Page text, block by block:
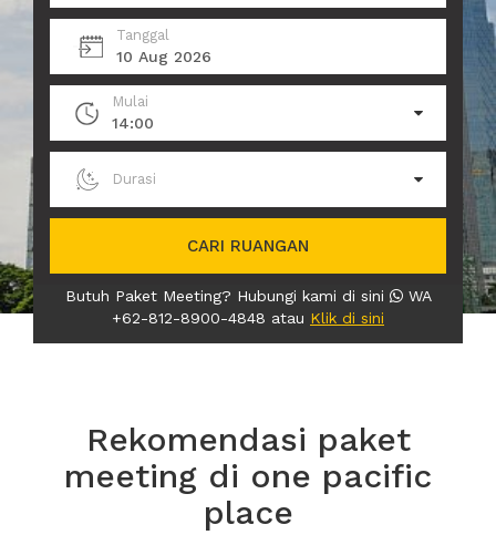
Tanggal
10 Aug 2026
Mulai
14:00
Durasi
CARI RUANGAN
Butuh Paket Meeting? Hubungi kami di sini
WA
+62-812-8900-4848 atau Klik di sini
Rekomendasi paket
meeting di one pacific
place